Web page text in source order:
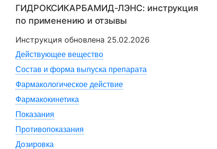
ГИДРОКСИКАРБАМИД-ЛЭНС: инструкция
по применению и отзывы
Инструкция обновлена 25.02.2026
Действующее вещество
Состав и форма выпуска препарата
Фармакологическое действие
Фармакокинетика
Показания
Противопоказания
Дозировка